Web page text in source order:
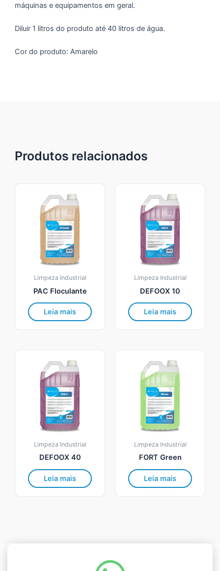
máquinas e equipamentos em geral.
Diluir 1 litros do produto até 40 litros de água.
Cor do produto: Amarelo
Produtos relacionados
Limpeza Industrial
PAC Floculante
Leia mais
Limpeza Industrial
DEFOOX 10
Leia mais
Limpeza Industrial
DEFOOX 40
Leia mais
Limpeza Industrial
FORT Green
Leia mais